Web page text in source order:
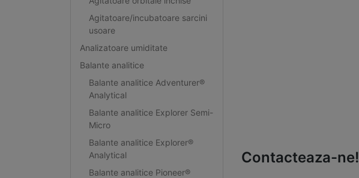
Agitatoare/incubatoare sarcini
usoare
Analizatoare umiditate
Balante analitice
Balante analitice Adventurer®
Analytical
Balante analitice Explorer Semi-
Micro
Balante analitice Explorer®
Analytical
Balante analitice Pioneer®
Contacteaza-ne!